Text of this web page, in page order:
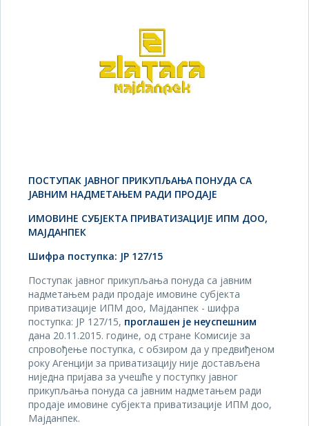
ПОСТУПАК ЈАВНОГ ПРИКУПЉАЊА ПОНУДА СА
ЈАВНИМ НАДМЕТАЊЕМ РАДИ ПРОДАЈЕ
ИМОВИНЕ СУБЈЕКТА ПРИВАТИЗАЦИЈЕ ИПМ ДОО,
МАЈДАНПЕК
Шифра поступка: JP 127/15
Поступак јавног прикупљања понуда са јавним
надметањем ради продаје имовине субјекта
приватизације ИПМ доо, Мајданпек - шифра
поступка: JP 127/15, проглашен је неуспешним
дана 20.11.2015. године, од стране Комисије за
спровођење поступка, с обзиром да у предвиђеном
року Агенцији за приватизацију није достављена
ниједна пријава за учешће у поступку јавног
прикупљања понуда са јавним надметањем ради
продаје имовине субјекта приватизације ИПМ доо,
Мајданпек.